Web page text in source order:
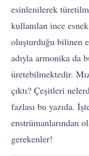
esinlenilerek
kullanılan ince
oluşturduğu bilinen
adıyla armonika da
üretebilmektedir.
çıktı? Çeşitleri
fazlası bu yazıda.
enstrümanlarından
gerekenler!